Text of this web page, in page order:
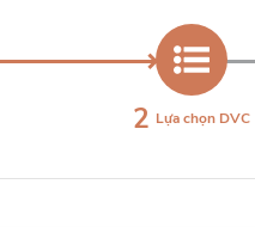
2 Lựa chọn DVC